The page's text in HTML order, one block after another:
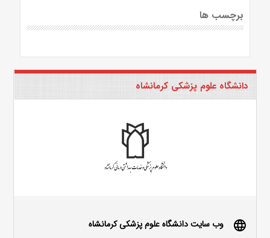
برچسب ها
دانشگاه علوم پزشکی کرمانشاه
language وب سایت دانشگاه علوم پزشکی کرمانشاه